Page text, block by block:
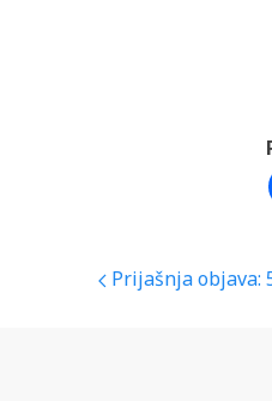
Prijašnja objava: